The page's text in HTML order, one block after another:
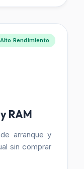
Alto Rendimiento
RAM
arranque y
sin comprar